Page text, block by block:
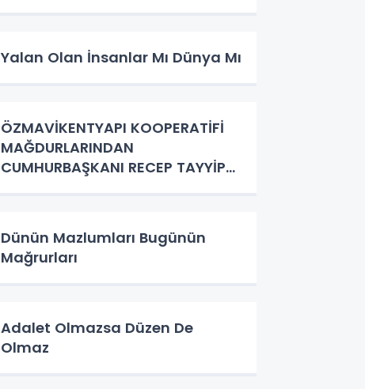
Yalan Olan İnsanlar Mı Dünya Mı
ÖZMAVİKENTYAPI KOOPERATİFİ
MAĞDURLARINDAN
CUMHURBAŞKANI RECEP TAYYİP
Dünün Mazlumları Bugünün
Mağrurları
Adalet Olmazsa Düzen De
Olmaz